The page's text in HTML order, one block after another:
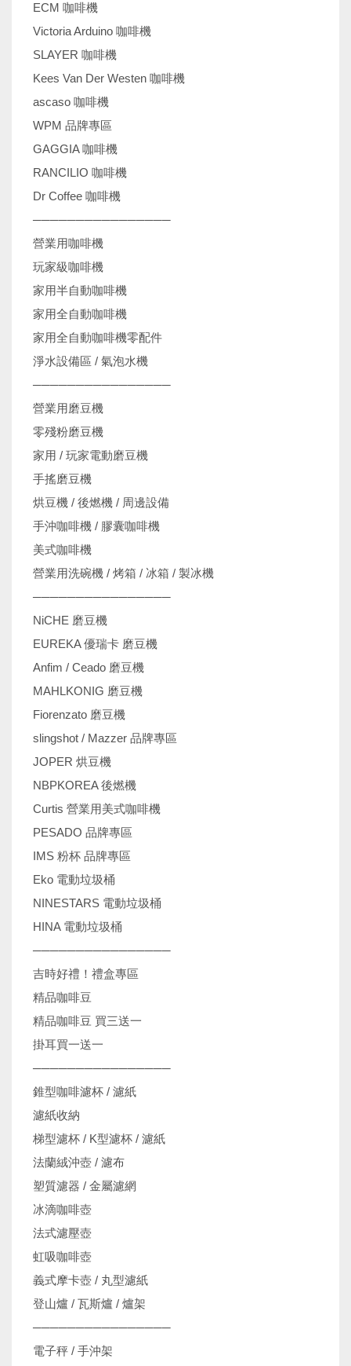
ECM 咖啡機
Victoria Arduino 咖啡機
SLAYER 咖啡機
Kees Van Der Westen 咖啡機
ascaso 咖啡機
WPM 品牌專區
GAGGIA 咖啡機
RANCILIO 咖啡機
Dr Coffee 咖啡機
────────────────
營業用咖啡機
玩家級咖啡機
家用半自動咖啡機
家用全自動咖啡機
家用全自動咖啡機零配件
淨水設備區 / 氣泡水機
────────────────
營業用磨豆機
零殘粉磨豆機
家用 / 玩家電動磨豆機
手搖磨豆機
烘豆機 / 後燃機 / 周邊設備
手沖咖啡機 / 膠囊咖啡機
美式咖啡機
營業用洗碗機 / 烤箱 / 冰箱 / 製冰機
────────────────
NiCHE 磨豆機
EUREKA 優瑞卡 磨豆機
Anfim / Ceado 磨豆機
MAHLKONIG 磨豆機
Fiorenzato 磨豆機
slingshot / Mazzer 品牌專區
JOPER 烘豆機
NBPKOREA 後燃機
Curtis 營業用美式咖啡機
PESADO 品牌專區
IMS 粉杯 品牌專區
Eko 電動垃圾桶
NINESTARS 電動垃圾桶
HINA 電動垃圾桶
────────────────
吉時好禮！禮盒專區
精品咖啡豆
精品咖啡豆 買三送一
掛耳買一送一
────────────────
錐型咖啡濾杯 / 濾紙
濾紙收納
梯型濾杯 / K型濾杯 / 濾紙
法蘭絨沖壺 / 濾布
塑質濾器 / 金屬濾網
冰滴咖啡壺
法式濾壓壺
虹吸咖啡壺
義式摩卡壺 / 丸型濾紙
登山爐 / 瓦斯爐 / 爐架
────────────────
電子秤 / 手沖架